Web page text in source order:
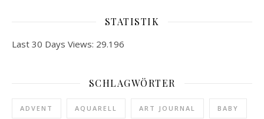
STATISTIK
Last 30 Days Views: 29.196
SCHLAGWÖRTER
ADVENT AQUARELL ART JOURNAL BABY